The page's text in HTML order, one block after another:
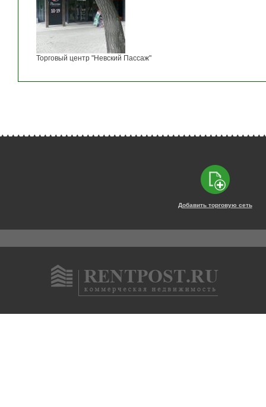
Торговый центр "Невский Пассаж"
Добавить торговую сеть